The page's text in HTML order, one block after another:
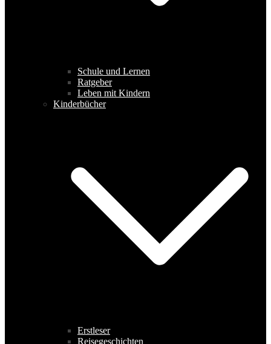
Schule und Lernen
Ratgeber
Leben mit Kindern
Kinderbücher
Erstleser
Reisegeschichten